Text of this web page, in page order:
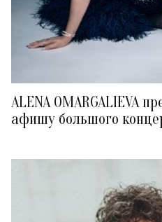
ALENA OMARGALIEVA
афишу большого